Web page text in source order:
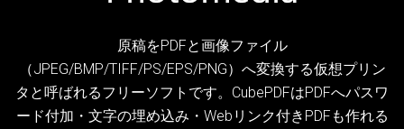
原稿をPDFと画像ファイル
（JPEG/BMP/TIFF/PS/EPS/PNG）へ変換する仮想プリン
タと呼ばれるフリーソフトです。CubePDFはPDFへパスワ
ード付加・文字の埋め込み・Webリンク付きPDFも作れる